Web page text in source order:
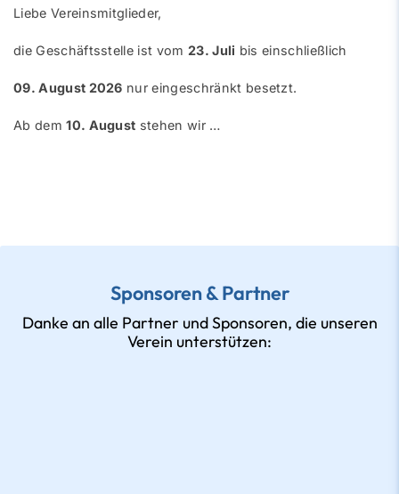
Liebe Vereinsmitglieder,
die Geschäftsstelle ist vom 23. Juli bis einschließlich
09. August 2026 nur eingeschränkt besetzt.
Ab dem10. August stehen wir …
Sponsoren & Partner
Danke an alle Partner und Sponsoren, die unseren
Verein unterstützen: